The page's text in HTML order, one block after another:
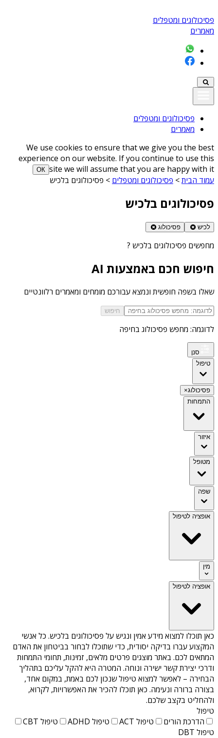
פסיכולוגים ומטפלים
מאמרים
פסיכולוגים ומטפלים
מאמרים
We use cookies to ensure that we give you the best
experience on our website. If you continue to use this
site we will assume that you are happy with it
ОК
עמוד הבית> פסיכולוגים ומטפלים > פסיכולוגים בלכיש
פסיכולוגים בלכיש
לכיש פסיכולוג
מחפשים פסיכולוגים בלכיש ?
חיפוש חכם באמצעות AI
שאלו בשפה חופשית ונמצא עבורכם מומחים ומאמרים רלוונטיים
חיפוש
לדוגמה: מחפש פסיכולוג בחיפה
סנן
טיפול
פסיכולוג×
התמחות
איזור
מטופל
שפה
אופציה לטיפול
מין
אופציה לטיפול
כאן תוכלו למצוא מידע אמין ונגיש על פסיכולוגים בלכיש. כל אנשי
המקצוע עברו בדיקה יסודית, כדי שתוכלו לבחור בביטחון את האדם
המתאים לכם. באתר מוצגים פרטים מלאים, זמינות, תחומי התמחות
ודרכי יצירת קשר ישירה ונוחה. המטרה היא להקל עליכם בתהליך
הבחירה – לאפשר למצוא טיפול שנכון לכם באמת, במקום אחד,
בצורה ברורה ונעימה. כאן תוכלו להכיר את האפשרויות, לקרוא,
ולהחליט בקצב שלכם.
טיפול
הדרכת הורים
טיפול ACT טיפול ADHD
טיפול CBT
טיפול DBT